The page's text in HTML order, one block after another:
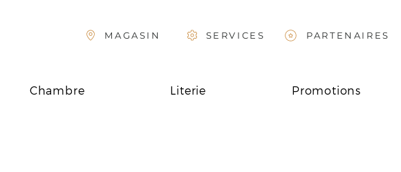
MAGASIN SERVICES PARTENAIRES
Chambre Literie Promotions